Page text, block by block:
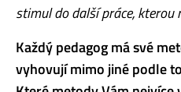
stimul do další práce, kterou
Každý pedagog má své
vyhovují mimo jiné podle